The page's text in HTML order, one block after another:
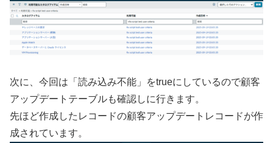
次に、今回は「読み込み不能」をtrueにしているので顧客
アップデートテーブルも確認しに行きます。
先ほど作成したレコードの顧客アップデートレコードが作
成されています。